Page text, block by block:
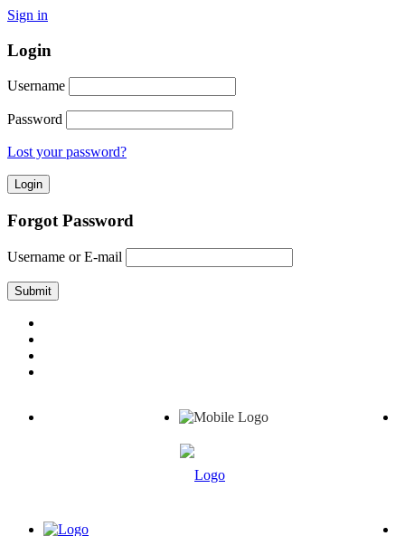
Sign in
Login
Username
Password
Lost your password?
Forgot Password
Username or E-mail